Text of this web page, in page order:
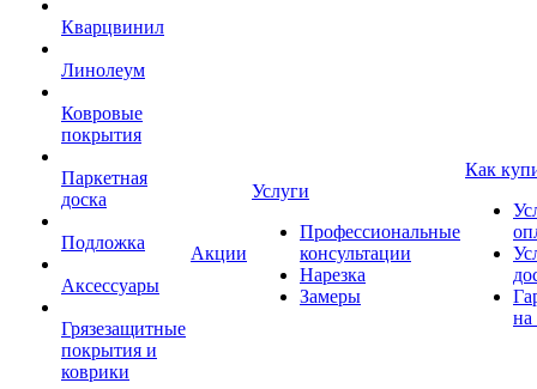
Кварцвинил
Линолеум
Ковровые
покрытия
Паркетная
доска
Подложка
Аксессуары
Грязезащитные
покрытия и
коврики
Акции
Услуги
Профессиональные
консультации
Нарезка
Замеры
Как
на